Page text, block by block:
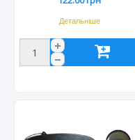
Детальніше